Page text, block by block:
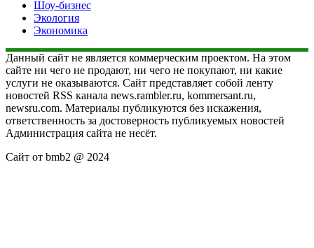
Шоу-бизнес
Экология
Экономика
Данный сайт не является коммерческим проектом. На этом
сайте ни чего не продают, ни чего не покупают, ни какие
услуги не оказываются. Сайт представляет собой ленту
новостей RSS канала news.rambler.ru, kommersant.ru,
newsru.com. Материалы публикуются без искажения,
ответственность за достоверность публикуемых новостей
Администрация сайта не несёт.
Сайт от bmb2 @ 2024